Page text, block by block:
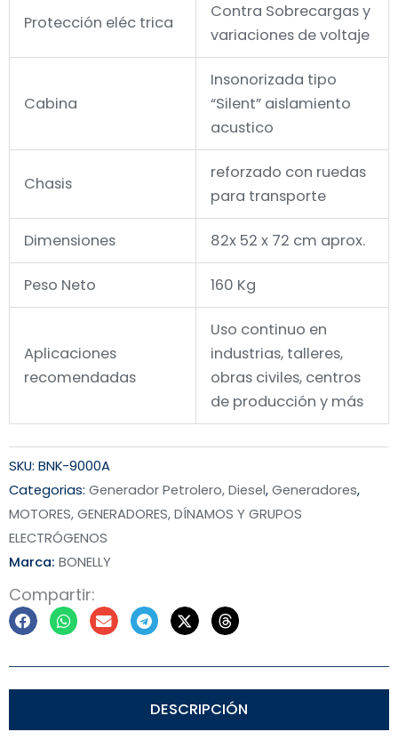
Protección eléc trica
Contra Sobrecargas y
variaciones de voltaje
Cabina
Insonorizada tipo
“Silent” aislamiento
acustico
Chasis
reforzado con ruedas
para transporte
Dimensiones 82x 52 x 72 cm aprox.
Peso Neto 160 Kg
Aplicaciones
recomendadas
Uso continuo en
industrias, talleres,
obras civiles, centros
de producción y más
SKU: BNK-9000A
Categorias: Generador Petrolero, Diesel,Generadores,
MOTORES, GENERADORES, DÍNAMOS Y GRUPOS
ELECTRÓGENOS
Marca: BONELLY
Compartir:
DESCRIPCIÓN